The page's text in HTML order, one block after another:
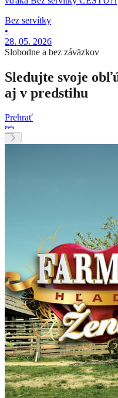
Bez servítky
•
28. 05. 2026
Slobodne a bez záväzkov
Sledujte svoje
aj v predstihu
Prehrať